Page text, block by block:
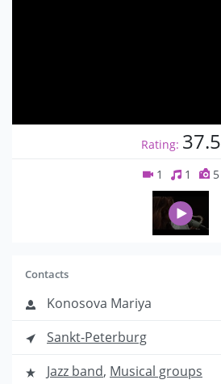
Rating: 37.5
1 1 5
Contacts
Konosova Mariya
Sankt-Peterburg
Jazz band, Musical groups